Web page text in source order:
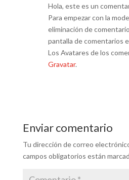
Hola, este es un
Para empezar con la
eliminación de
pantalla de comentarios
Los Avatares de los
Gravatar.
Enviar comentario
Tu dirección de correo
campos obligatorios están